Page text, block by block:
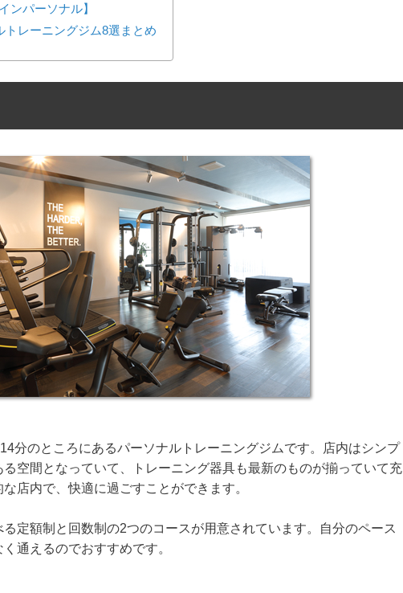
ンパーソナル】
レーニングジム8選まとめ
分のところにあるパーソナルトレーニングジムです。店内はシンプ
空間となっていて、トレーニング器具も最新のものが揃っていて充
店内で、快適に過ごすことができます。
定額制と回数制の2つのコースが用意されています。自分のペース
通えるのでおすすめです。